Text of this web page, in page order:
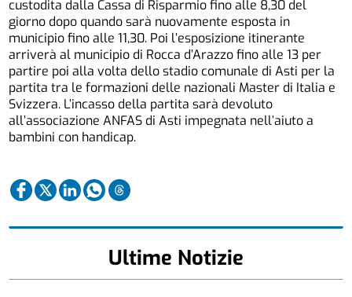
custodita dalla Cassa di Risparmio fino alle 8,30 del
giorno dopo quando sarà nuovamente esposta in
municipio fino alle 11,30. Poi l’esposizione itinerante
arriverà al municipio di Rocca d’Arazzo fino alle 13 per
partire poi alla volta dello stadio comunale di Asti per la
partita tra le formazioni delle nazionali Master di Italia e
Svizzera. L’incasso della partita sarà devoluto
all’associazione ANFAS di Asti impegnata nell’aiuto a
bambini con handicap.
Ultime Notizie